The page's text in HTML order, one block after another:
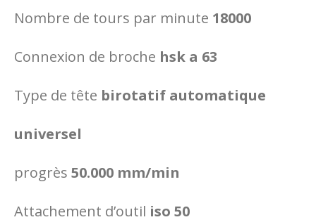
Nombre de tours par minute 18000
Connexion de broche hsk a 63
Type de tête birotatif automatique
universel
progrès 50.000 mm/min
Attachement d’outil iso 50